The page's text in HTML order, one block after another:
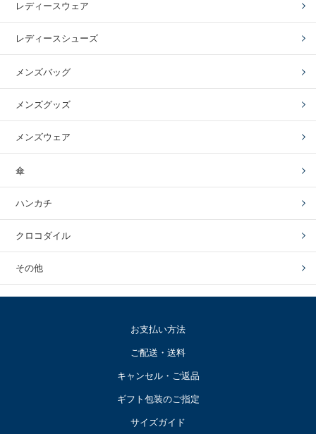
レディースウェア
レディースシューズ
メンズバッグ
メンズグッズ
メンズウェア
傘
ハンカチ
クロコダイル
その他
お支払い方法
ご配送・送料
キャンセル・ご返品
ギフト包装のご指定
サイズガイド